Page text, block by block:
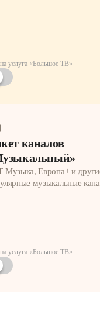
услуга «Большое ТВ»
каналов
Музыка, Европа+ и
музыкальные
услуга «Большое ТВ»